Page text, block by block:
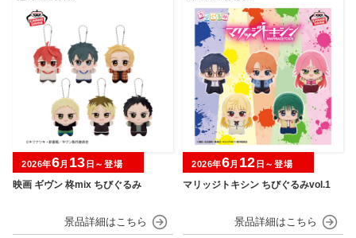
映画 ギヴン 柊mix ちびぐるみ
2026年6月 13 日～登場
マリッジトキシン ちびぐるみvol.1
2026年6月 12 日～登場